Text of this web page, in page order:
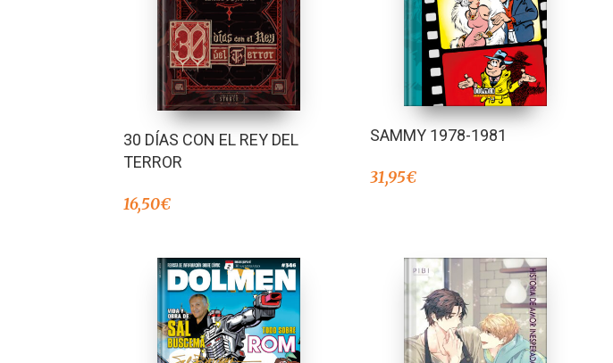
30 DÍAS CON EL REY DEL
TERROR
16,50€
SAMMY 1978-1981
31,95€